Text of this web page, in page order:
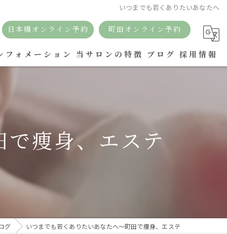
いつまでも若くありたいあなたへ
日本橋オンライン予約 町田オンライン予約
フォメーション 当サロンの特徴
痩身
リンパ
ブログ 採用情報
痩身、エステ
グ いつまでも若くありたいあなたへ～町田で痩身、エステ